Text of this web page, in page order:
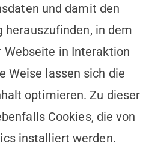
und damit den
herauszufinden, in dem
Webseite in Interaktion
Weise lassen sich die
optimieren. Zu dieser
Cookies, die von
installiert werden.